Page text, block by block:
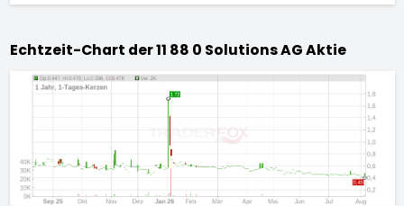
Echtzeit-Chart der 11 88 0 Solutions AG Aktie